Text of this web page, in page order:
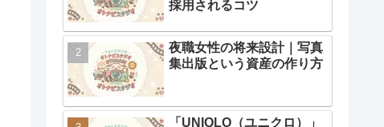
採用されるコツ
夜職女性の将来設計｜写真
集出版という資産の作り方
「UNIQLO（ユニクロ）」